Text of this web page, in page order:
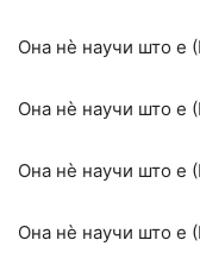
Она нѐ научи што е
Она нѐ научи што е
Она нѐ научи што е
Она нѐ научи што е